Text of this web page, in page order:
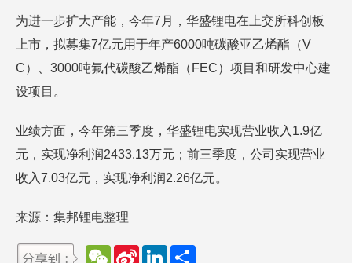
为进一步扩大产能，今年7月，华盛锂电在上交所科创板
上市，拟募集7亿元用于年产6000吨碳酸亚乙烯酯（V
C）、3000吨氟代碳酸乙烯酯（FEC）项目和研发中心建
设项目。
业绩方面，今年第三季度，华盛锂电实现营业收入1.9亿
元，实现净利润2433.13万元；前三季度，公司实现营业
收入7.03亿元，实现净利润2.26亿元。
来源：集邦锂电整理
W
S
L